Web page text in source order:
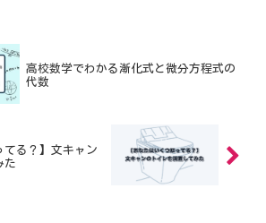
高校数学でわかる漸化式と微分方程式の
代数
てる？】文キャン
た